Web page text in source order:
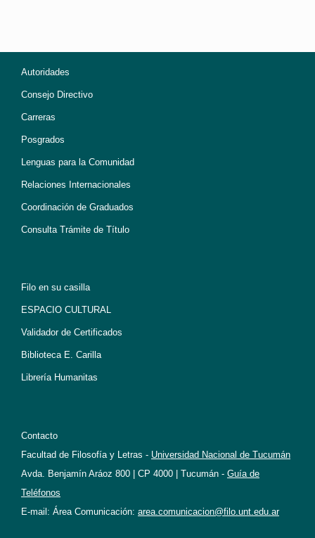
Autoridades
Consejo Directivo
Carreras
Posgrados
Lenguas para la Comunidad
Relaciones Internacionales
Coordinación de Graduados
Consulta Trámite de Título
Filo en su casilla
ESPACIO CULTURAL
Validador de Certificados
Biblioteca E. Carilla
Librería Humanitas
Contacto
Facultad de Filosofía y Letras - Universidad Nacional de Tucumán
Avda. Benjamín Aráoz 800 | CP 4000 | Tucumán - Guía de
Teléfonos
E-mail: Área Comunicación: area.comunicacion@filo.unt.edu.ar